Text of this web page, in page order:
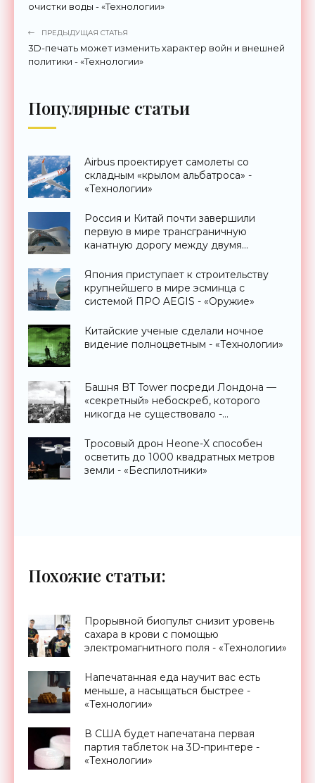
очистки воды - «Технологии»
ПРЕДЫДУЩАЯ СТАТЬЯ
3D-печать может изменить характер войн и внешней
политики - «Технологии»
Популярные статьи
Airbus проектирует самолеты со
складным «крылом альбатроса» -
«Технологии»
Россия и Китай почти завершили
первую в мире трансграничную
канатную дорогу между двумя
Япония приступает к строительству
крупнейшего в мире эсминца с
системой ПРО AEGIS - «Оружие»
Китайские ученые сделали ночное
видение полноцветным - «Технологии»
Башня BT Tower посреди Лондона —
«секретный» небоскреб, которого
никогда не существовало -
Тросовый дрон Heone-X способен
осветить до 1000 квадратных метров
земли - «Беспилотники»
Похожие статьи:
Прорывной биопульт снизит уровень
сахара в крови с помощью
электромагнитного поля - «Технологии»
Напечатанная еда научит вас есть
меньше, а насыщаться быстрее -
«Технологии»
В США будет напечатана первая
партия таблеток на 3D-принтере -
«Технологии»